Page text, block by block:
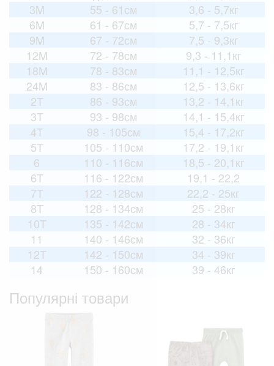
3M
55 - 61см
3,6 - 5,7кг
6M
61 - 67см
5,7 - 7,5кг
9M
67 - 72см
7,5 - 9,3кг
12M
72 - 78см
9,3 - 11,1кг
18M
78 - 83см
11,1 - 12,5кг
24M
83 - 86см
12,5 - 13,6кг
2T
86 - 93см
13,2 - 14,1кг
3T
93 - 98см
14,1 - 15,4кг
4T
98 - 105см
15,4 - 17,2кг
5T
105 - 110см
17,2 - 19,1кг
6
110 - 116см
18,5 - 20,1кг
6T
116 - 122см
19,1 - 22,2
7T
122 - 128см
22,2 - 25кг
8T
128 - 134см
25 - 28кг
10T
135 - 142см
28 - 34кг
11
140 - 146см
32 - 36кг
12T
142 - 150см
34 - 39кг
14
150 - 160см 39 - 46кг
Популярні товари